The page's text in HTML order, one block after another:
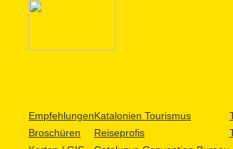
Empfehlungen
Broschüren
Katalonien Tourismus
Reiseprofis